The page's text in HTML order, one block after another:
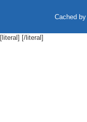
Cached by
[literal] [/literal]